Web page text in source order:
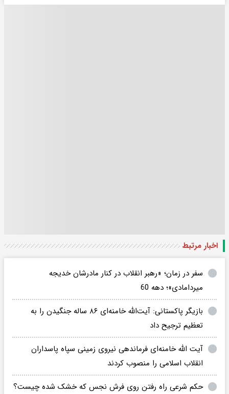
اخبار مرتبط
سفر در زمان؛ «رهبر انقلاب در کنار مادرشان خدیجه
میردامادی»؛ دهه 60
بازیگر پاکستانی: آیت‌الله خامنه‌ای ۸۶ ساله جنگیدن را به
تعظیم ترجیح داد
آیت الله خامنه‌ای فرماندهی نیروی زمینی سپاه پاسداران
انقلاب اسلامی را منصوب کردند
حکم شرعی راه رفتن روی فرش نجس که خشک شده چیست؟